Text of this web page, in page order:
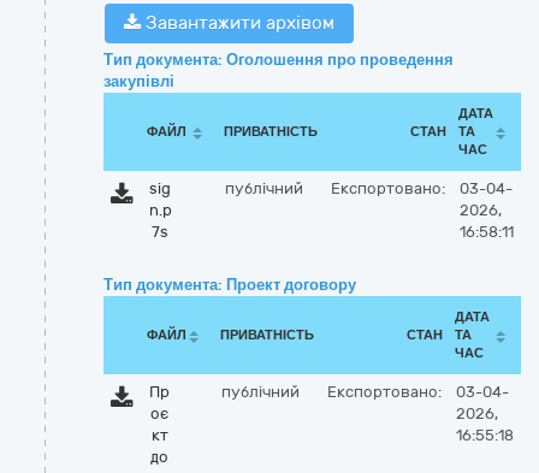
Завантажити архівом
Тип документа: Оголошення про проведення
закупівлі
ФАЙЛ ПРИВАТНІСТЬ СТАН
ДАТА
ТА
ЧАС
sig
n.p
7s
публічний Експортовано:
03-04-
2026,
16:58:11
Тип документа: Проект договору
ФАЙЛ ПРИВАТНІСТЬ СТАН
ДАТА
ТА
ЧАС
Пр
оє
кт
до
публічний Експортовано:
03-04-
2026,
16:55:18